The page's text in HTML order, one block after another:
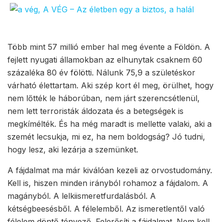
Több mint 57 millió ember hal meg évente a Földön. A
fejlett nyugati államokban az elhunytak csaknem 60
százaléka 80 év fölötti. Nálunk 75,9 a születéskor
várható élettartam. Aki szép kort él meg, örülhet, hogy
nem lőtték le háborúban, nem járt szerencsétlenül,
nem lett terroristák áldozata és a betegségek is
megkímélték. És ha még maradt is mellette valaki, aki a
szemét lecsukja, mi ez, ha nem boldogság? Jó tudni,
hogy lesz, aki lezárja a szemünket.
A fájdalmat ma már kiválóan kezeli az orvostudomány.
Kell is, hiszen minden irányból rohamoz a fájdalom. A
magányból. A lelkiismeretfurdalásból. A
kétségbeesésből. A félelemből. Az ismeretlentől való